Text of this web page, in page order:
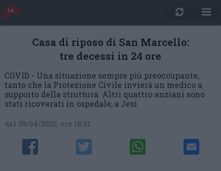
Casa di riposo di San Marcello:
tre decessi in 24 ore
COVID - Una situazione sempre più preoccupante,
tanto che la Protezione Civile invierà un medico a
supporto della struttura. Altri quattro anziani sono
stati ricoverati in ospedale, a Jesi
del 09/04/2020, ore 18:51